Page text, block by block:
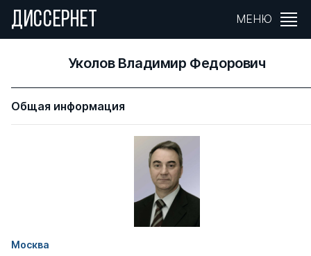
ДИССЕРНЕТ МЕНЮ
Уколов Владимир Федорович
Общая информация
Москва